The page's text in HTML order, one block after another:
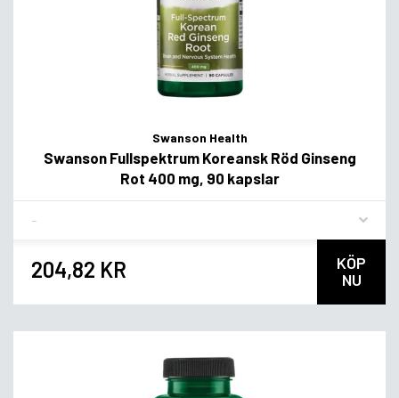
Swanson Health
Swanson Fullspektrum Koreansk Röd Ginseng
Rot 400 mg, 90 kapslar
204,82 KR
KÖP
NU